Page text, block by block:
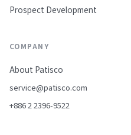
Prospect Development
COMPANY
About Patisco
service@patisco.com
+886 2 2396-9522